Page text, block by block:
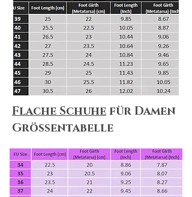
Flache Schuhe für Damen
Größentabelle